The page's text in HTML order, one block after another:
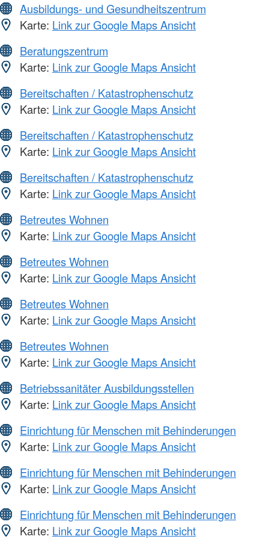
Ausbildungs- und Gesundheitszentrum
Karte: Link zur Google Maps Ansicht
Beratungszentrum
Karte: Link zur Google Maps Ansicht
Bereitschaften / Katastrophenschutz
Karte: Link zur Google Maps Ansicht
Bereitschaften / Katastrophenschutz
Karte: Link zur Google Maps Ansicht
Bereitschaften / Katastrophenschutz
Karte: Link zur Google Maps Ansicht
Betreutes Wohnen
Karte: Link zur Google Maps Ansicht
Betreutes Wohnen
Karte: Link zur Google Maps Ansicht
Betreutes Wohnen
Karte: Link zur Google Maps Ansicht
Betreutes Wohnen
Karte: Link zur Google Maps Ansicht
Betriebssanitäter Ausbildungsstellen
Karte: Link zur Google Maps Ansicht
Einrichtung für Menschen mit Behinderungen
Karte: Link zur Google Maps Ansicht
Einrichtung für Menschen mit Behinderungen
Karte: Link zur Google Maps Ansicht
Einrichtung für Menschen mit Behinderungen
Karte: Link zur Google Maps Ansicht